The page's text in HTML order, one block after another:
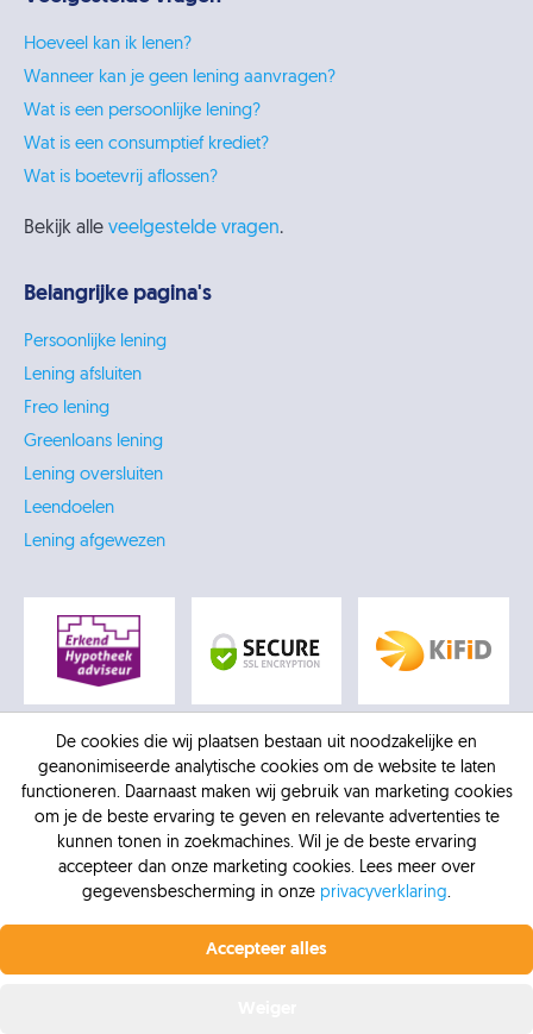
Hoeveel kan ik lenen?
Wanneer kan je geen lening aanvragen?
Wat is een persoonlijke lening?
Wat is een consumptief krediet?
Wat is boetevrij aflossen?
Bekijk alle veelgestelde vragen.
Belangrijke pagina's
Persoonlijke lening
Lening afsluiten
Freo lening
Greenloans lening
Lening oversluiten
Leendoelen
Lening afgewezen
© 2026 -
AFM: 12016770 -Kifid: 300.012307 -KVK:
30137218 -Privacybeleid
-Sitemap
De cookies die wij plaatsen bestaan uit noodzakelijke en
geanonimiseerde analytische cookies om de website te laten
functioneren. Daarnaast maken wij gebruik van marketing cookies
om je de beste ervaring te geven en relevante advertenties te
kunnen tonen in zoekmachines. Wil je de beste ervaring
accepteer dan onze marketing cookies. Lees meer over
gegevensbescherming in onze privacyverklaring.
Accepteer alles
Profiteer nu van de laagste rente.Vanaf 6,4% vaste
rente bij Krediet.nl